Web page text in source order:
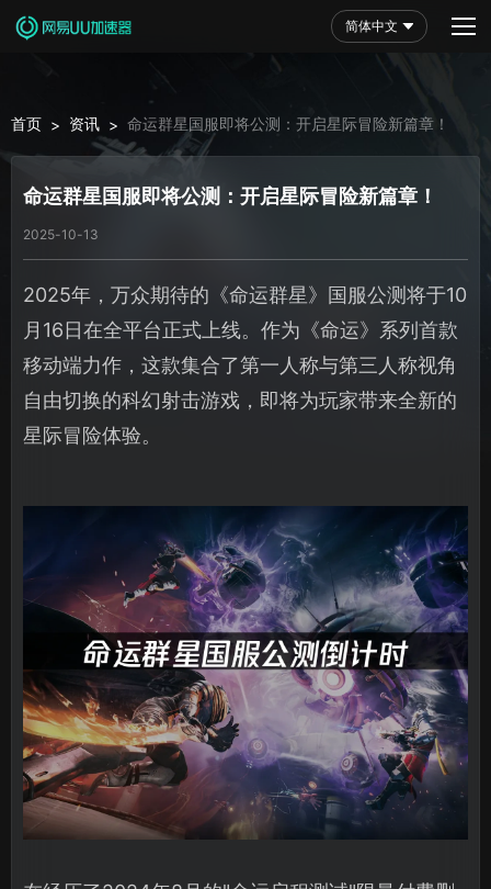
简体中文
首页 > 资讯 > 命运群星国服即将公测：开启星际冒险新篇章！
命运群星国服即将公测：开启星际冒险新篇章！
2025-10-13
2025年，万众期待的《命运群星》国服公测将于10
月16日在全平台正式上线。作为《命运》系列首款
移动端力作，这款集合了第一人称与第三人称视角
自由切换的科幻射击游戏，即将为玩家带来全新的
星际冒险体验。